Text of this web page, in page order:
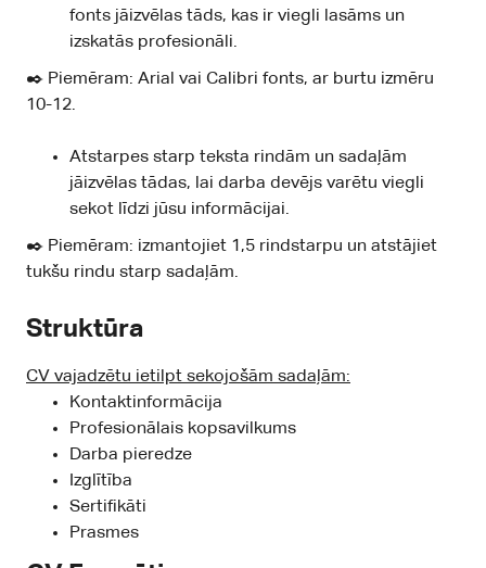
fonts jāizvēlas tāds, kas ir viegli lasāms un
izskatās profesionāli.
✒️ Piemēram: Arial vai Calibri fonts, ar burtu izmēru
10-12.
Atstarpes starp teksta rindām un sadaļām
jāizvēlas tādas, lai darba devējs varētu viegli
sekot līdzi jūsu informācijai.
✒️ Piemēram: izmantojiet 1,5 rindstarpu un atstājiet
tukšu rindu starp sadaļām.
Struktūra
CV vajadzētu ietilpt sekojošām sadaļām:
Kontaktinformācija
Profesionālais kopsavilkums
Darba pieredze
Izglītība
Sertifikāti
Prasmes